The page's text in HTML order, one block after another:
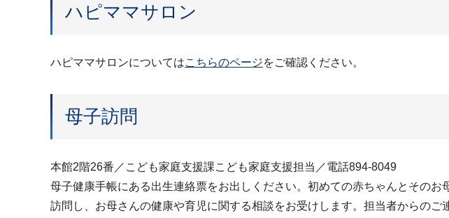
ハピママサロン
ハピママサロンについてはこちらのページをご確認ください。
母子訪問
本館2階26番／こども家庭支援課こども家庭支援担当／電話894-8049
母子健康手帳にある出生連絡票をお出しください。初めての赤ちゃんとその
訪問し、お母さんの健康や育児に関する相談をお受けします。担当者からのご